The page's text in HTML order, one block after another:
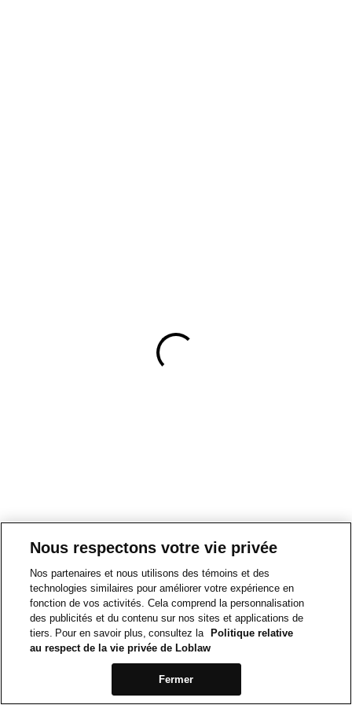
Nous respectons votre vie privée
Nos partenaires et nous utilisons des témoins et des
technologies similaires pour améliorer votre expérience en
fonction de vos activités. Cela comprend la personnalisation
des publicités et du contenu sur nos sites et applications de
tiers. Pour en savoir plus, consultez la
Politique relative
au respect de la vie privée de Loblaw
Fermer